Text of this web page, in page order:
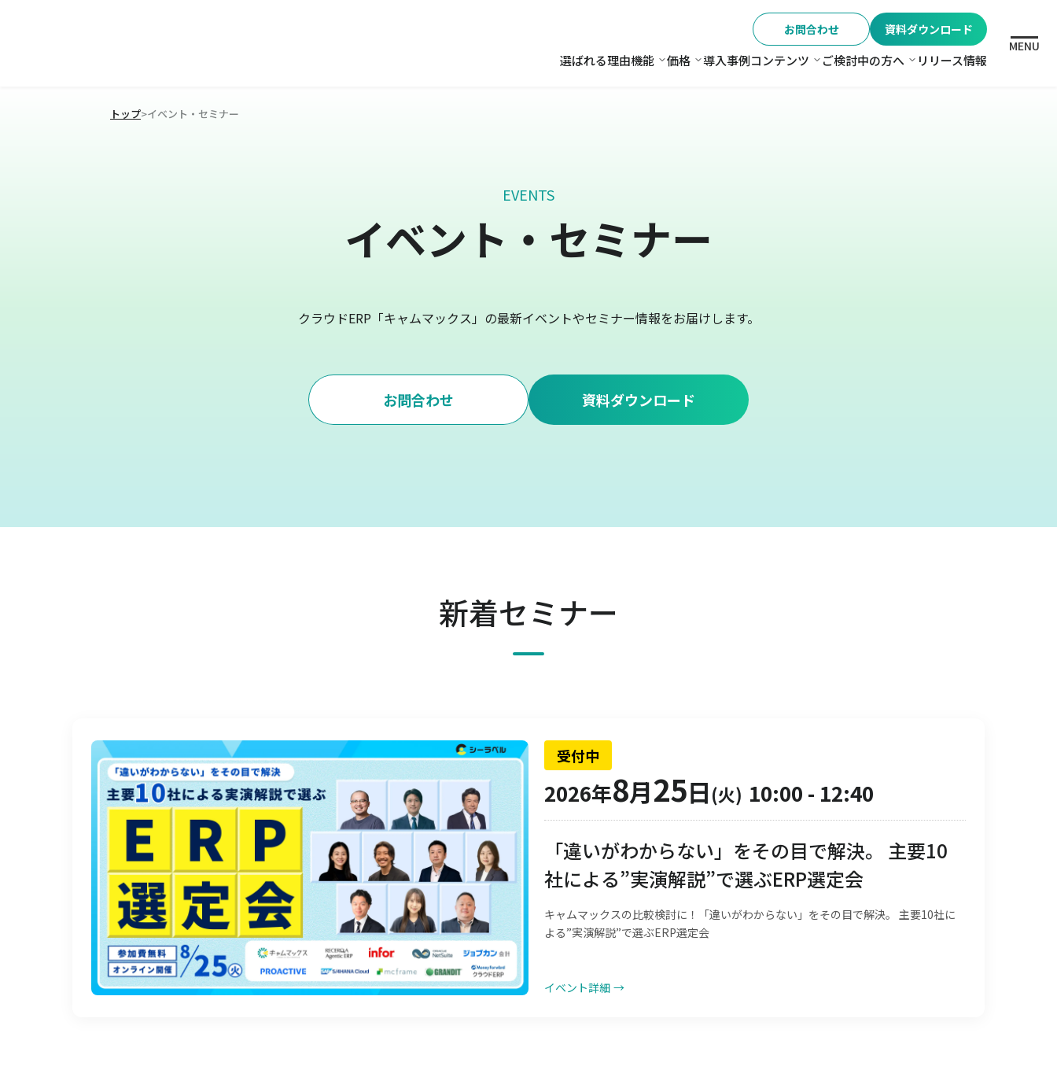
お問合わせ 資料ダウンロード
選ばれる理由機能 機能
価格 価格
導入事例コンテンツ コンテンツ
ご検討中の方へ ご検討中の方へ
リリース情報
MENU
トップ>イベント・セミナー
EVENTS
イベント・セミナー
クラウドERP「キャムマックス」の最新イベントやセミナー情報をお届けします。
お問合わせ 資料ダウンロード
新着セミナー
受付中
2026年8月25日(火) 10:00 - 12:40
「違いがわからない」をその目で解決。 主要10
社による”実演解説”で選ぶERP選定会
キャムマックスの比較検討に！「違いがわからない」をその目で解決。 主要10社に
よる”実演解説”で選ぶERP選定会
イベント詳細 →